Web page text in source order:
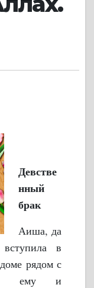
Девстве
нный
брак
Аиша, да
в
рядом с
ему и